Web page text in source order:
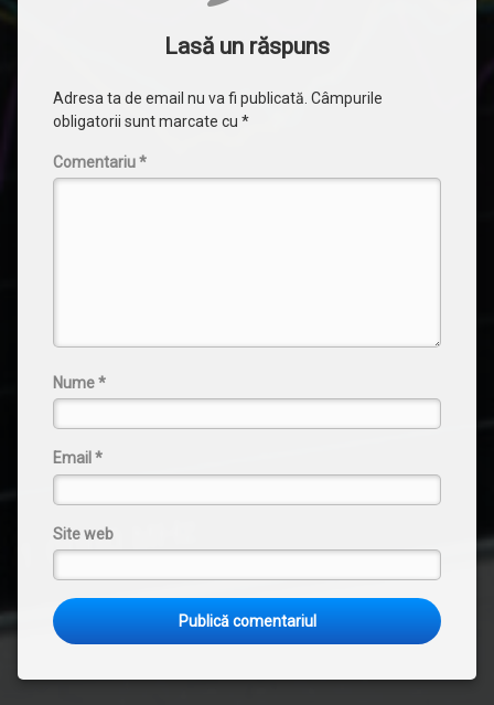
Lasă un răspuns
Adresa ta de email nu va fi publicată. Câmpurile
obligatorii sunt marcate cu *
Comentariu*
Nume*
Email *
Site web